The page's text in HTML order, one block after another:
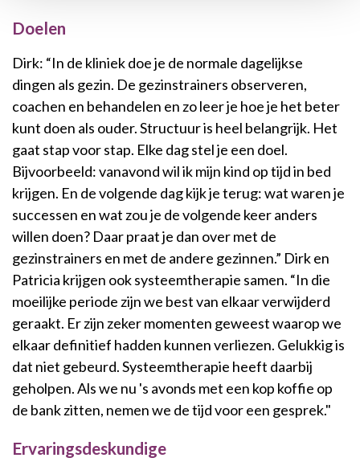
Doelen
Dirk: “In de kliniek doe je de normale dagelijkse
dingen als gezin. De gezinstrainers observeren,
coachen en behandelen en zo leer je hoe je het beter
kunt doen als ouder. Structuur is heel belangrijk. Het
gaat stap voor stap. Elke dag stel je een doel.
Bijvoorbeeld: vanavond wil ik mijn kind op tijd in bed
krijgen. En de volgende dag kijk je terug: wat waren je
successen en wat zou je de volgende keer anders
willen doen? Daar praat je dan over met de
gezinstrainers en met de andere gezinnen.” Dirk en
Patricia krijgen ook systeemtherapie samen. “In die
moeilijke periode zijn we best van elkaar verwijderd
geraakt. Er zijn zeker momenten geweest waarop we
elkaar definitief hadden kunnen verliezen. Gelukkig is
dat niet gebeurd. Systeemtherapie heeft daarbij
geholpen. Als we nu 's avonds met een kop koffie op
de bank zitten, nemen we de tijd voor een gesprek."
Ervaringsdeskundige